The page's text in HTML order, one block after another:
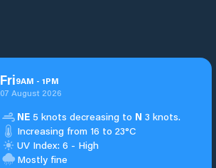
Fri9AM - 1PM
07 August 2026
NE 5 knots decreasing to N 3 knots.
Increasing from 16 to 23°C
UV Index: 6 - High
Mostly fine